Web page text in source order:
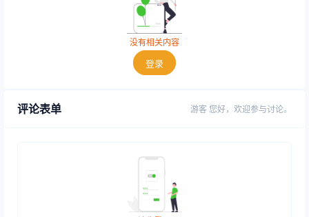
没有相关内容
登录
评论表单 游客 您好，欢迎参与讨论。